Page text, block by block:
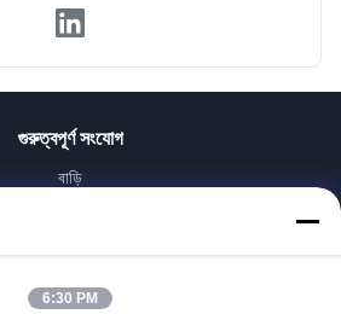
গুরুত্বপূর্ণ সংযোগ
বাড়ি
কারখানা ভ্রমণ
6:30 PM